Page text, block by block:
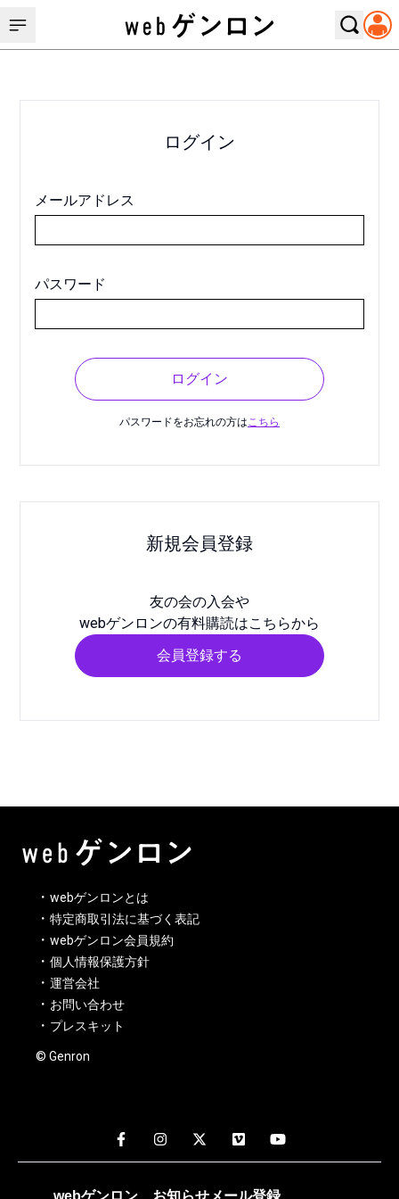
ログイン
メールアドレス
パスワード
ログイン
パスワードをお忘れの方はこちら
新規会員登録
友の会の入会や
webゲンロンの有料購読はこちらから
会員登録する
webゲンロンとは
特定商取引法に基づく表記
webゲンロン会員規約
個人情報保護方針
運営会社
お問い合わせ
プレスキット
© Genron
webゲンロン お知らせメール登録